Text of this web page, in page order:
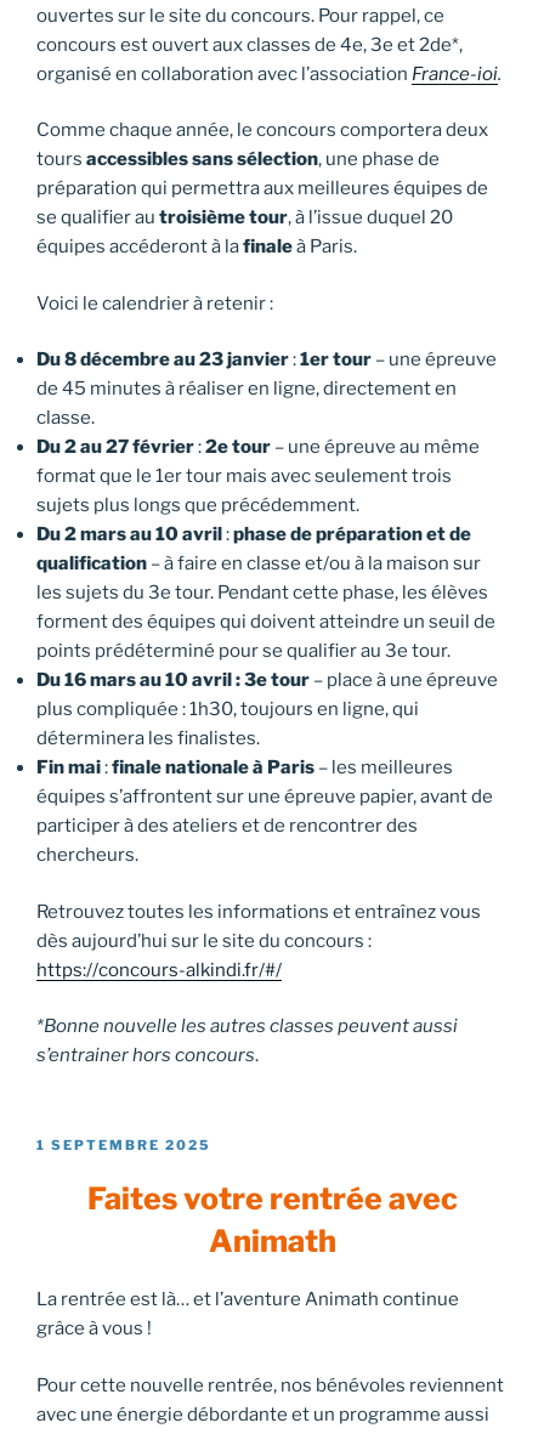
ouvertes sur le site du concours. Pour rappel, ce
concours est ouvert aux classes de 4e, 3e et 2de*,
organisé en collaboration avec l’association France-ioi.
Comme chaque année, le concours comportera deux
tours accessibles sans sélection, une phase de
préparation qui permettra aux meilleures équipes de
se qualifier au troisième tour, à l’issue duquel 20
équipes accéderont à lafinaleà Paris.
Voici le calendrier à retenir :
Du 8 décembre au 23 janvier:1er tour – une épreuve
de 45 minutes à réaliser en ligne, directement en
classe.
Du 2 au 27 février:2e tour – une épreuve au même
format que le 1er tour mais avec seulement trois
sujets plus longs que précédemment.
Du 2 mars au 10 avril :phase de préparation et de
qualification – à faire en classe et/ou à la maison sur
les sujets du 3e tour. Pendant cette phase, les élèves
forment des équipes qui doivent atteindre un seuil de
points prédéterminé pour se qualifier au 3e tour.
Du 16 mars au 10 avril : 3e tour – place à une épreuve
plus compliquée : 1h30, toujours en ligne, qui
déterminera les finalistes.
Fin mai:finale nationale à Paris – les meilleures
équipes s’affrontent sur une épreuve papier, avant de
participer à des ateliers et de rencontrer des
chercheurs.
Retrouvez toutes les informations et entraînez vous
dès aujourd’hui sur le site du concours :
https://concours-alkindi.fr/#/
*Bonne nouvelle les autres classes peuvent aussi
s’entrainer hors concours.
PUBLIÉ
1 SEPTEMBRE 2025
Faites votre rentrée avec
Animath
La rentrée est là… et l’aventure Animath continue
grâce à vous !
Pour cette nouvelle rentrée, nos bénévoles reviennent
avec une énergie débordante et un programme aussi